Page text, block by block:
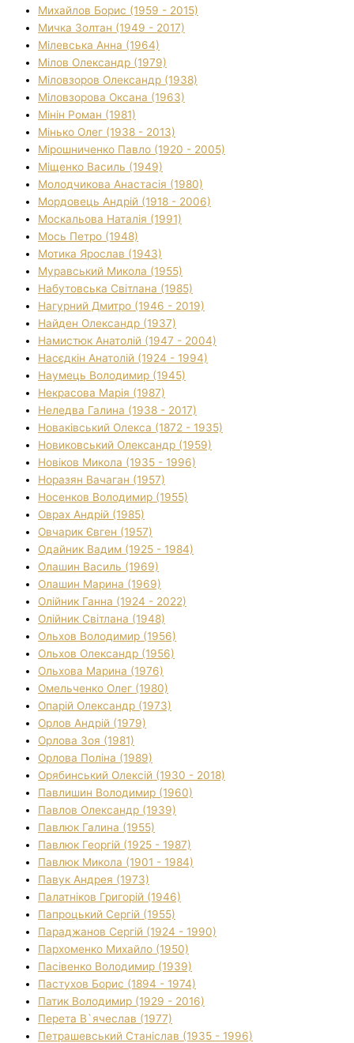
Михайлов Борис (1959 - 2015)
Мичка Золтан (1949 - 2017)
Мілевська Анна (1964)
Мілов Олександр (1979)
Міловзоров Олександр (1938)
Міловзорова Оксана (1963)
Мінін Роман (1981)
Мінько Олег (1938 - 2013)
Мірошниченко Павло (1920 - 2005)
Міщенко Василь (1949)
Молодчикова Анастасія (1980)
Мордовець Андрій (1918 - 2006)
Москальова Наталія (1991)
Мось Петро (1948)
Мотика Ярослав (1943)
Муравський Микола (1955)
Набутовська Світлана (1985)
Нагурний Дмитро (1946 - 2019)
Найден Олександр (1937)
Намистюк Анатолій (1947 - 2004)
Насєдкін Анатолій (1924 - 1994)
Наумець Володимир (1945)
Некрасова Марія (1987)
Неледва Галина (1938 - 2017)
Новаківський Олекса (1872 - 1935)
Новиковський Олександр (1959)
Новіков Микола (1935 - 1996)
Норазян Вачаган (1957)
Носенков Володимир (1955)
Оврах Андрій (1985)
Овчарик Євген (1957)
Одайник Вадим (1925 - 1984)
Олашин Василь (1969)
Олашин Марина (1969)
Олійник Ганна (1924 - 2022)
Олійник Світлана (1948)
Ольхов Володимир (1956)
Ольхов Олександр (1956)
Ольхова Марина (1976)
Омельченко Олег (1980)
Опарій Олександр (1973)
Орлов Андрій (1979)
Орлова Зоя (1981)
Орлова Поліна (1989)
Орябинський Олексій (1930 - 2018)
Павлишин Володимир (1960)
Павлов Олександр (1939)
Павлюк Галина (1955)
Павлюк Георгій (1925 - 1987)
Павлюк Микола (1901 - 1984)
Павук Андрея (1973)
Палатніков Григорій (1946)
Папроцький Сергій (1955)
Параджанов Сергій (1924 - 1990)
Пархоменко Михайло (1950)
Пасівенко Володимир (1939)
Пастухов Борис (1894 - 1974)
Патик Володимир (1929 - 2016)
Перета В`ячеслав (1977)
Петрашевський Станіслав (1935 - 1996)